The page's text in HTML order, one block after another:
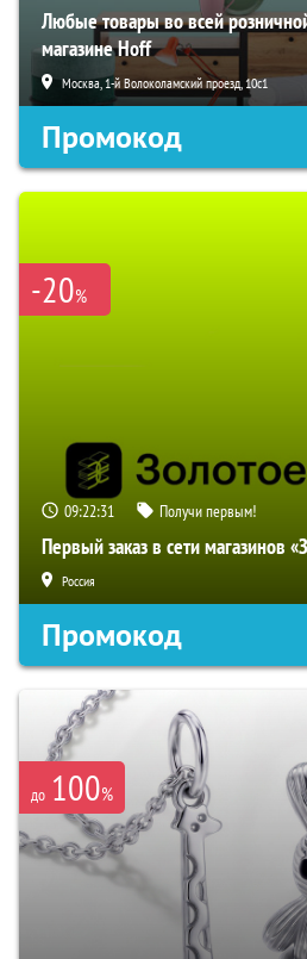
Любые товары во всей
магазине Hoff
Москва, 1-й Волоколамский проезд, 10с1
Промокод
-20%
09:22:30 Получи первым!
Первый заказ в сети магазинов
Россия
Промокод
до 100%